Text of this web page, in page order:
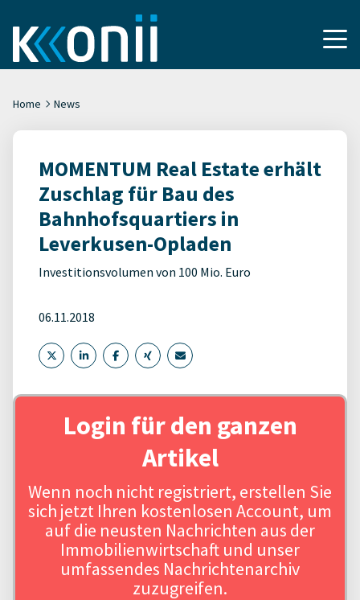
Home News
MOMENTUM Real Estate erhält
Zuschlag für Bau des
Bahnhofsquartiers in
Leverkusen-Opladen
Investitionsvolumen von 100 Mio. Euro
06.11.2018
Login für den ganzen
Artikel
Wenn noch nicht registriert, erstellen Sie
sich jetzt Ihren kostenlosen Account, um
auf die neusten Nachrichten aus der
Immobilienwirtschaft und unser
umfassendes Nachrichtenarchiv
zuzugreifen.